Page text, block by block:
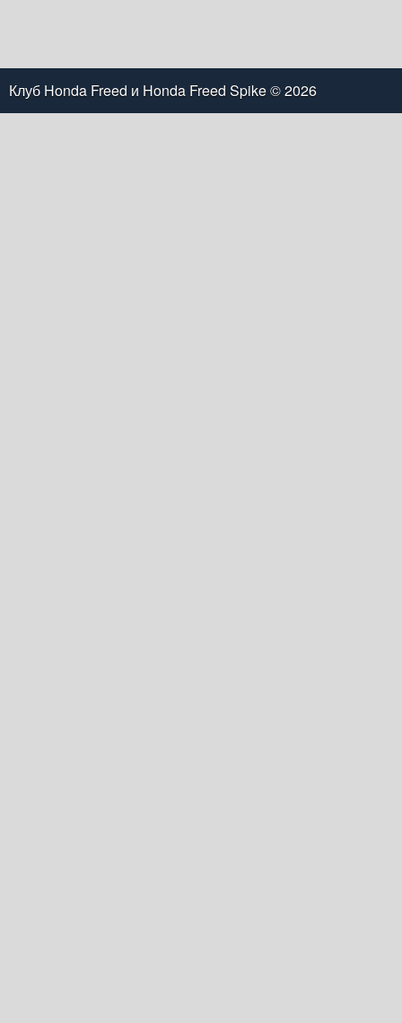
Клуб Honda Freed и Honda Freed Spike© 2026